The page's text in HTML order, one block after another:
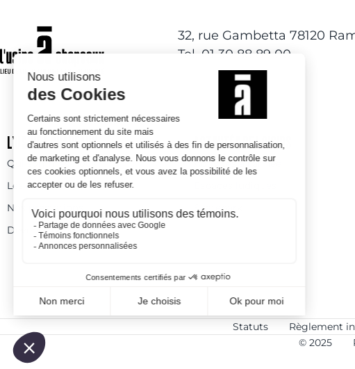
32, rue Gambetta 78120
Tel. 01 30 88 89 00
L’USINE À CHAPEAUX
Qui sommes-nous
Les espaces
Nos prestations
Devenez bénévole
ACTIVITÉS DE LOISIRS
Activités à l’année
Skatepark
Statuts Règlement
© 2025